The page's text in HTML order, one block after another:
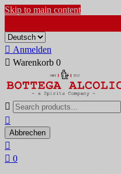
Skip to main content
 Anmelden
 Warenkorb 0


Abbrechen

 0